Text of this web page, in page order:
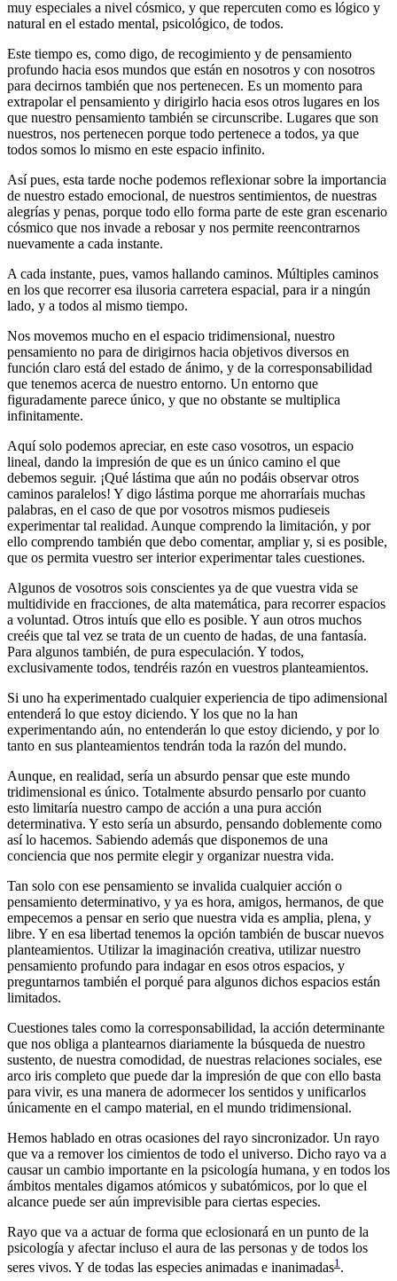
muy especiales a nivel cósmico, y que repercuten como es lógico y
natural en el estado mental, psicológico, de todos.
Este tiempo es, como digo, de recogimiento y de pensamiento
profundo hacia esos mundos que están en nosotros y con nosotros
para decirnos también que nos pertenecen. Es un momento para
extrapolar el pensamiento y dirigirlo hacia esos otros lugares en los
que nuestro pensamiento también se circunscribe. Lugares que son
nuestros, nos pertenecen porque todo pertenece a todos, ya que
todos somos lo mismo en este espacio infinito.
Así pues, esta tarde noche podemos reflexionar sobre la importancia
de nuestro estado emocional, de nuestros sentimientos, de nuestras
alegrías y penas, porque todo ello forma parte de este gran escenario
cósmico que nos invade a rebosar y nos permite reencontrarnos
nuevamente a cada instante.
A cada instante, pues, vamos hallando caminos. Múltiples caminos
en los que recorrer esa ilusoria carretera espacial, para ir a ningún
lado, y a todos al mismo tiempo.
Nos movemos mucho en el espacio tridimensional, nuestro
pensamiento no para de dirigirnos hacia objetivos diversos en
función claro está del estado de ánimo, y de la corresponsabilidad
que tenemos acerca de nuestro entorno. Un entorno que
figuradamente parece único, y que no obstante se multiplica
infinitamente.
Aquí solo podemos apreciar, en este caso vosotros, un espacio
lineal, dando la impresión de que es un único camino el que
debemos seguir. ¡Qué lástima que aún no podáis observar otros
caminos paralelos! Y digo lástima porque me ahorraríais muchas
palabras, en el caso de que por vosotros mismos pudieseis
experimentar tal realidad. Aunque comprendo la limitación, y por
ello comprendo también que debo comentar, ampliar y, si es posible,
que os permita vuestro ser interior experimentar tales cuestiones.
Algunos de vosotros sois conscientes ya de que vuestra vida se
multidivide en fracciones, de alta matemática, para recorrer espacios
a voluntad. Otros intuís que ello es posible. Y aun otros muchos
creéis que tal vez se trata de un cuento de hadas, de una fantasía.
Para algunos también, de pura especulación. Y todos,
exclusivamente todos, tendréis razón en vuestros planteamientos.
Si uno ha experimentado cualquier experiencia de tipo adimensional
entenderá lo que estoy diciendo. Y los que no la han
experimentando aún, no entenderán lo que estoy diciendo, y por lo
tanto en sus planteamientos tendrán toda la razón del mundo.
Aunque, en realidad, sería un absurdo pensar que este mundo
tridimensional es único. Totalmente absurdo pensarlo por cuanto
esto limitaría nuestro campo de acción a una pura acción
determinativa. Y esto sería un absurdo, pensando doblemente como
así lo hacemos. Sabiendo además que disponemos de una
conciencia que nos permite elegir y organizar nuestra vida.
Tan solo con ese pensamiento se invalida cualquier acción o
pensamiento determinativo, y ya es hora, amigos, hermanos, de que
empecemos a pensar en serio que nuestra vida es amplia, plena, y
libre. Y en esa libertad tenemos la opción también de buscar nuevos
planteamientos. Utilizar la imaginación creativa, utilizar nuestro
pensamiento profundo para indagar en esos otros espacios, y
preguntarnos también el porqué para algunos dichos espacios están
limitados.
Cuestiones tales como la corresponsabilidad, la acción determinante
que nos obliga a plantearnos diariamente la búsqueda de nuestro
sustento, de nuestra comodidad, de nuestras relaciones sociales, ese
arco iris completo que puede dar la impresión de que con ello basta
para vivir, es una manera de adormecer los sentidos y unificarlos
únicamente en el campo material, en el mundo tridimensional.
Hemos hablado en otras ocasiones del rayo sincronizador. Un rayo
que va a remover los cimientos de todo el universo. Dicho rayo va a
causar un cambio importante en la psicología humana, y en todos los
ámbitos mentales digamos atómicos y subatómicos, por lo que el
alcance puede ser aún imprevisible para ciertas especies.
Rayo que va a actuar de forma que eclosionará en un punto de la
psicología y afectar incluso el aura de las personas y de todos los
seres vivos. Y de todas las especies animadas e inanimadas1 .